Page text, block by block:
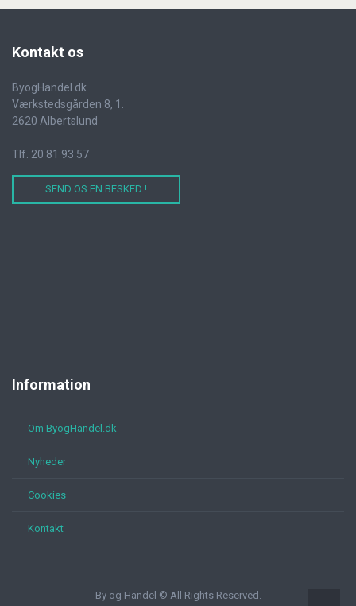
Kontakt os
ByogHandel.dk
Værkstedsgården 8, 1.
2620 Albertslund
Tlf. 20 81 93 57
SEND OS EN BESKED !
Information
Om ByogHandel.dk
Nyheder
Cookies
Kontakt
By og Handel © All Rights Reserved.